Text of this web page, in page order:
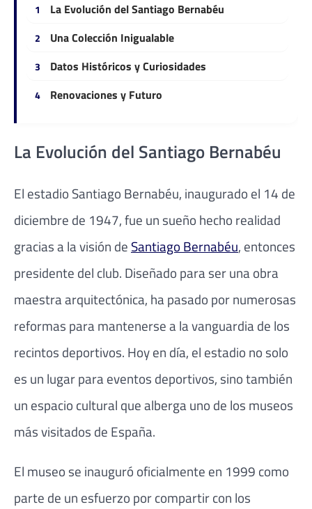
La Evolución del Santiago Bernabéu
Una Colección Inigualable
Datos Históricos y Curiosidades
Renovaciones y Futuro
La Evolución del Santiago Bernabéu
El estadio Santiago Bernabéu, inaugurado el 14 de
diciembre de 1947, fue un sueño hecho realidad
gracias a la visión de Santiago Bernabéu, entonces
presidente del club. Diseñado para ser una obra
maestra arquitectónica, ha pasado por numerosas
reformas para mantenerse a la vanguardia de los
recintos deportivos. Hoy en día, el estadio no solo
es un lugar para eventos deportivos, sino también
un espacio cultural que alberga uno de los museos
más visitados de España.
El museo se inauguró oficialmente en 1999 como
parte de un esfuerzo por compartir con los